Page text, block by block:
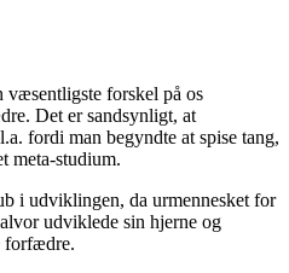
væsentligste forskel på os
Det er sandsynligt, at
fordi man begyndte at spise tang,
meta-studium.
i udviklingen, da urmennesket for
udviklede sin hjerne og
forfædre.